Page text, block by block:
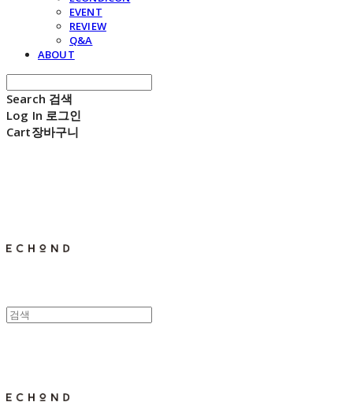
EVENT
REVIEW
Q&A
ABOUT
Search 검색
Log In 로그인
Cart장바구니